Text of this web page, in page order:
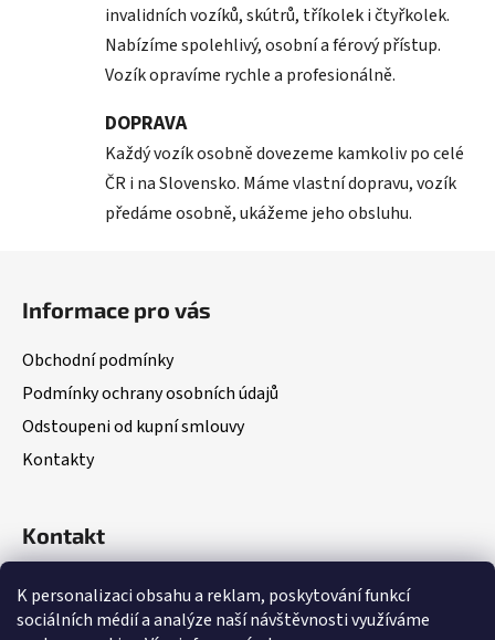
K personalizaci obsahu a reklam, poskytování funkcí
sociálních médií a analýze naší návštěvnosti využíváme
invalidních vozíků, skútrů, tříkolek i čtyřkolek.
Nabízíme spolehlivý, osobní a férový přístup.
Vozík opravíme rychle a profesionálně.
DOPRAVA
Každý vozík osobně dovezeme kamkoliv po celé
ČR i na Slovensko. Máme vlastní dopravu, vozík
předáme osobně, ukážeme jeho obsluhu.
Informace pro vás
Obchodní podmínky
Podmínky ochrany osobních údajů
Odstoupeni od kupní smlouvy
Kontakty
Kontakt
(Po – Pá: 8:00 – 18:00)